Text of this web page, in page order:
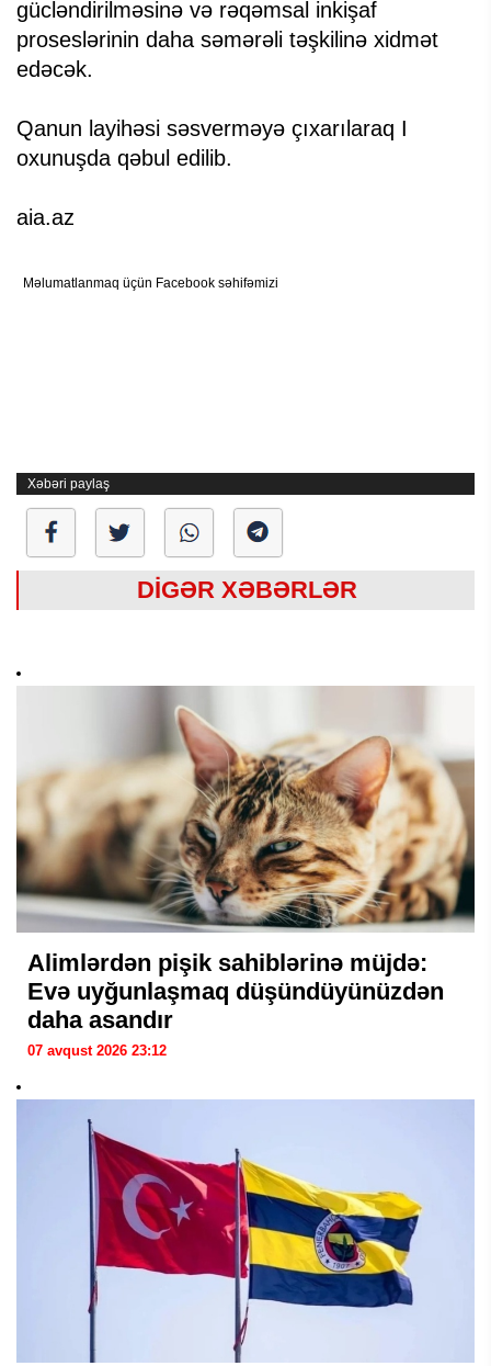
gücləndirilməsinə və rəqəmsal inkişaf
proseslərinin daha səmərəli təşkilinə xidmət
edəcək.
Qanun layihəsi səsverməyə çıxarılaraq I
oxunuşda qəbul edilib.
aia.az
Məlumatlanmaq üçün Facebook səhifəmizi
Xəbəri paylaş
DİGƏR XƏBƏRLƏR
Alimlərdən pişik sahiblərinə müjdə:
Evə uyğunlaşmaq düşündüyünüzdən
daha asandır
07 avqust 2026 23:12